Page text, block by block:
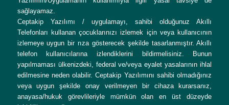
sağlayamaz.
Ceptakip Yazılımı / uygulamayı, sahibi olduğunuz Akıllı
Telefonları kullanan çocuklarınızı izlemek için veya kullanıcının
izlemeye uygun bir rıza gösterecek şekilde tasarlanmıştır. Akıllı
telefon kullanıcılarına izlendiklerini bildirmelisiniz. Bunun
yapılmaması ülkenizdeki, federal ve/veya eyalet yasalarının ihlal
edilmesine neden olabilir. Ceptakip Yazılımını sahibi olmadığınız
veya uygun şekilde onay verilmeyen bir cihaza kurarsanız,
anayasa/hukuk görevlileriyle mümkün olan en üst düzeyde